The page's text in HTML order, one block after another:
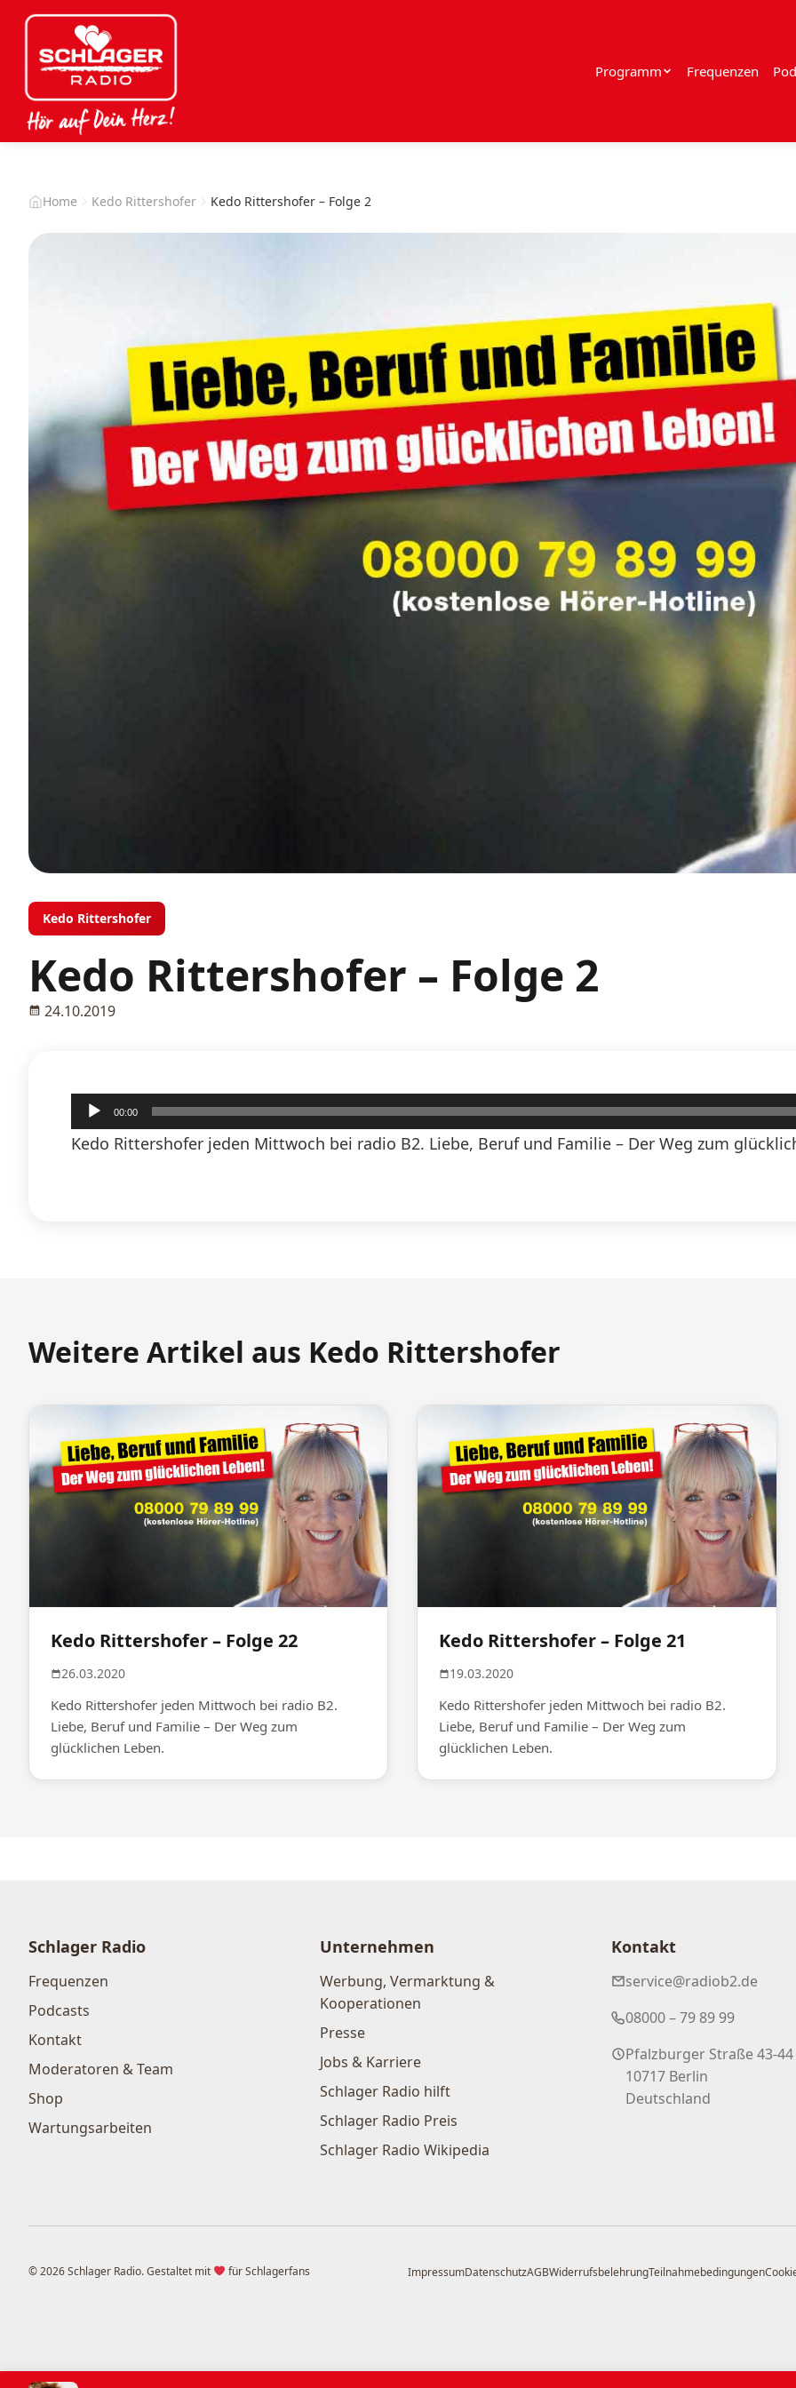
Programm Frequenzen
Home Kedo Rittershofer Kedo Rittershofer – Folge 2
Kedo Rittershofer
Kedo Rittershofer – Folge 2
24.10.2019
Audio-
Player
00:00
Kedo Rittershofer jeden Mittwoch bei radio B2. Liebe, Beruf und Familie – Der Weg zum
Weitere Artikel aus Kedo Rittershofer
Kedo Rittershofer – Folge 22
26.03.2020
Kedo Rittershofer jeden Mittwoch bei radio B2.
Liebe, Beruf und Familie – Der Weg zum
glücklichen Leben.
Kedo Rittershofer – Folge 21
19.03.2020
Kedo Rittershofer jeden Mittwoch bei radio B2.
Liebe, Beruf und Familie – Der Weg zum
glücklichen Leben.
Schlager Radio
Frequenzen
Podcasts
Kontakt
Moderatoren & Team
Shop
Wartungsarbeiten
Unternehmen
Werbung, Vermarktung &
Kooperationen
Presse
Jobs & Karriere
Schlager Radio hilft
Schlager Radio Preis
Schlager Radio Wikipedia
Kontakt
service@radiob2.de
08000 – 79 89 99
Pfalzburger Straße 43-44
10717 Berlin
Deutschland
© 2026 Schlager Radio. Gestaltet mit für Schlagerfans ImpressumDatenschutzAGBWiderrufsbelehrungTeilnahmebedingungen